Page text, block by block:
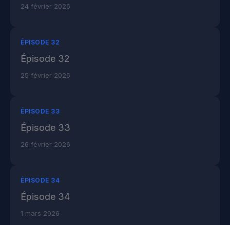
24 février 2026
ÉPISODE 32
Épisode 32
25 février 2026
ÉPISODE 33
Épisode 33
26 février 2026
ÉPISODE 34
Épisode 34
1 mars 2026